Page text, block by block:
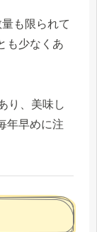
も限られて
も少なくあ
り、美味し
年早めに注